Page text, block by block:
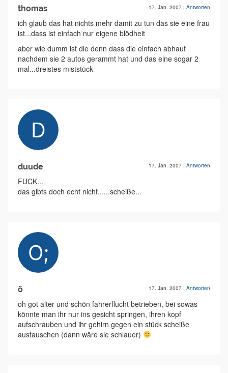
thomas 17. Jan. 2007 | Antworten
ich glaub das hat nichts mehr damit zu tun das sie eine frau
ist...dass ist einfach nur eigene blödheit
aber wie dumm ist die denn dass die einfach abhaut
nachdem sie 2 autos gerammt hat und das eine sogar 2
mal...dreistes miststück
duude 17. Jan. 2007 | Antworten
FUCK...
das gibts doch echt nicht......scheiße...
ö 17. Jan. 2007 | Antworten
oh got alter und schön fahrerflucht betrieben, bei sowas
könnte man ihr nur ins gesicht springen, ihren kopf
aufschrauben und ihr gehirn gegen ein stück scheiße
austauschen (dann wäre sie schlauer)